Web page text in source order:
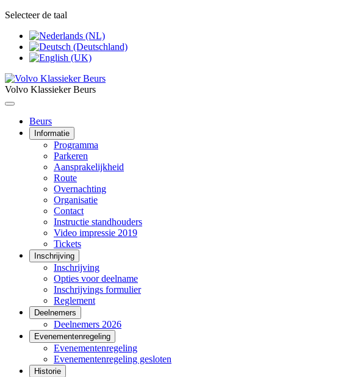
Selecteer de taal
Volvo Klassieker Beurs
Beurs
Informatie
Programma
Parkeren
Aansprakelijkheid
Route
Overnachting
Organisatie
Contact
Instructie standhouders
Video impressie 2019
Tickets
Inschrijving
Inschrijving
Opties voor deelname
Inschrijvings formulier
Reglement
Deelnemers
Deelnemers 2026
Evenementenregeling
Evenementenregeling
Evenementenregeling gesloten
Historie